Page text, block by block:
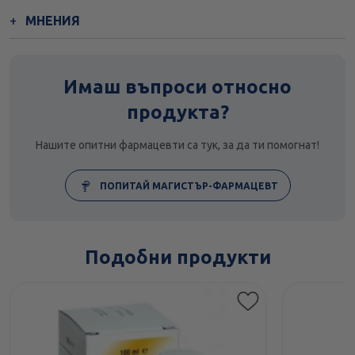
МНЕНИЯ
Имаш въпроси относно
продукта?
Нашите опитни фармацевти са тук, за да ти помогнат!
ПОПИТАЙ МАГИСТЪР-ФАРМАЦЕВТ
Подобни продукти